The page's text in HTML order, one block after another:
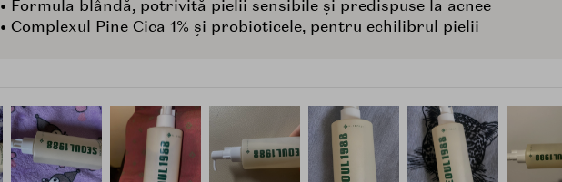
• Formula blândă, potrivită pielii sensibile și predispuse la acnee
• Complexul Pine Cica 1% și probioticele, pentru echilibrul pielii